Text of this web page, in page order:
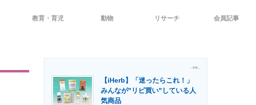
経営リーダーのコミュニティ マーケ×ITの今がよく分かる
教育・育児 動物 リサーチ 会員記事
- PR -
【iHerb】「迷ったらこれ！」
みんなが"リピ買い"している人
気商品